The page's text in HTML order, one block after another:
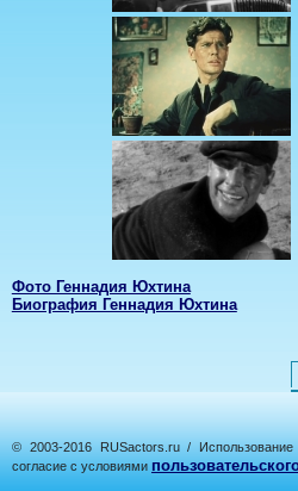
Фото Геннадия Юхтина
Биография Геннадия Юхтина
© 2003-2016 RUSactors.ru / Использование
согласие с условиями